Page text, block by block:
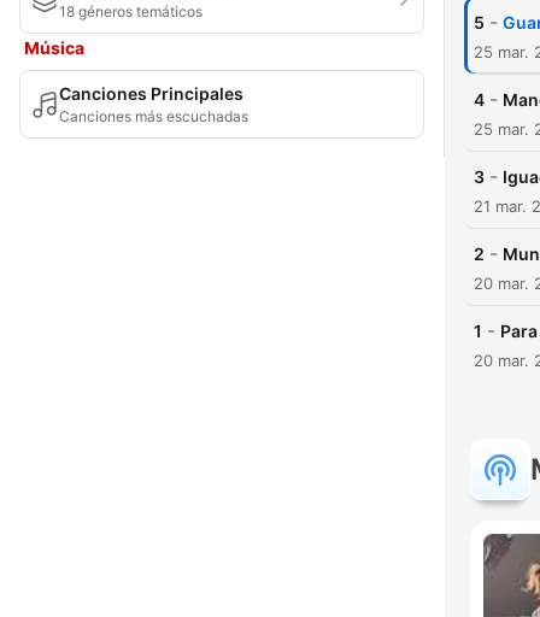
18 géneros temáticos
Música
Canciones Principales
Canciones más escuchadas
5 -
25 mar.
4 -
25 mar.
3 -
21 mar.
2 -
20 mar.
1 -
20 mar.